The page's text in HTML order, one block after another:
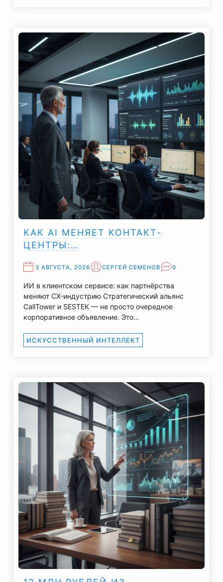
КАК AI МЕНЯЕТ КОНТАКТ-
ЦЕНТРЫ:…
3 АВГУСТА, 2026 СЕРГЕЙ СЕМЕНОВ 0
ИИ в клиентском сервисе: как партнёрства
меняют CX-индустрию Стратегический альянс
CallTower и SESTEK — не просто очередное
корпоративное объявление. Это…
ИСКУССТВЕННЫЙ ИНТЕЛЛЕКТ